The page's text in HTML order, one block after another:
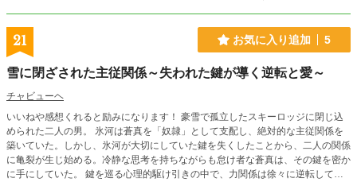
21 お気に入り追加 5
雪に閉ざされた主従関係～失われた鍵が導く逆転と愛～
チャビューヘ
いいねや感想くれると励みになります！ 豪雪で孤立したスキーロッジに閉じ込
められた二人の男。 氷河は蒼真を「奴隷」として支配し、絶対的な主従関係を
築いていた。しかし、氷河が大切にしていた鍵を失くしたことから、二人の関係
に亀裂が生じ始める。冷静な思考を持ちながらも怠け者な蒼真は、その鍵を密か
に手にしていた。 鍵を巡る心理的駆け引きの中で、力関係は徐々に逆転してい